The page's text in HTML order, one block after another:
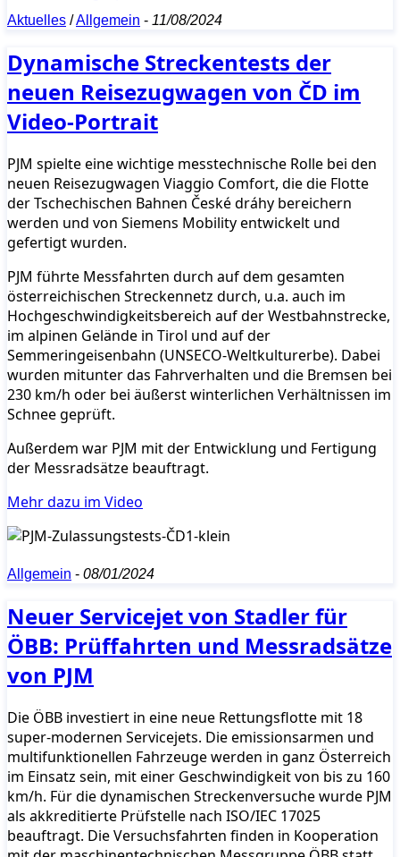
Aktuelles /Allgemein - 11/08/2024
Dynamische Streckentests der
neuen Reisezugwagen von ČD im
Video-Portrait
PJM spielte eine wichtige messtechnische Rolle bei den
neuen Reisezugwagen Viaggio Comfort, die die Flotte
der Tschechischen Bahnen České dráhy bereichern
werden und von Siemens Mobility entwickelt und
gefertigt wurden.
PJM führte Messfahrten durch auf dem gesamten
österreichischen Streckennetz durch, u.a. auch im
Hochgeschwindigkeitsbereich auf der Westbahnstrecke,
im alpinen Gelände in Tirol und auf der
Semmeringeisenbahn (UNSECO-Weltkulturerbe). Dabei
wurden mitunter das Fahrverhalten und die Bremsen bei
230 km/h oder bei äußerst winterlichen Verhältnissen im
Schnee geprüft.
Außerdem war PJM mit der Entwicklung und Fertigung
der Messradsätze beauftragt.
Mehr dazu im Video
Allgemein - 08/01/2024
Neuer Servicejet von Stadler für
ÖBB: Prüffahrten und Messradsätze
von PJM
Die ÖBB investiert in eine neue Rettungsflotte mit 18
super-modernen Servicejets. Die emissionsarmen und
multifunktionellen Fahrzeuge werden in ganz Österreich
im Einsatz sein, mit einer Geschwindigkeit von bis zu 160
km/h. Für die dynamischen Streckenversuche wurde PJM
als akkreditierte Prüfstelle nach ISO/IEC 17025
beauftragt. Die Versuchsfahrten finden in Kooperation